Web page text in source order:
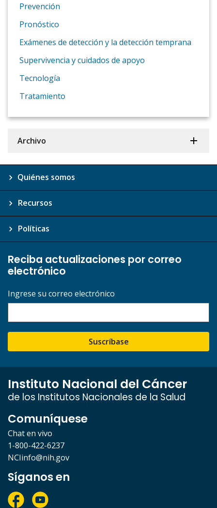
Prevención
Pronóstico
Exámenes de detección y la detección temprana
Supervivencia y cuidados de apoyo
Tecnología
Tratamiento
Archivo
Quiénes somos
Recursos
Políticas
Reciba actualizaciones por correo
electrónico
Ingrese su correo electrónico
Suscríbase
Instituto Nacional del Cáncer
de los Institutos Nacionales de la Salud
Comuníquese
Chat en vivo
1-800-422-6237
NCIinfo@nih.gov
Síganos en